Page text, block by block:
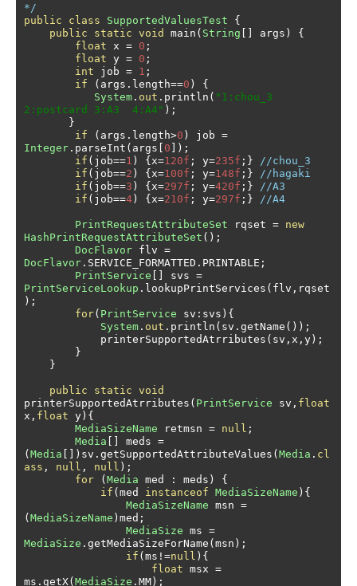
*/
public
class SupportedValuesTest
{
public
static void main ( String [] args )
{
float x = 0 ;
float y = 0 ;
int job = 1 ;
if
( args . length==0 )
{
System . out . println ( "1:chou_3
2:postcard 3:A3  4:A4" );
}
if
( args . length>0 ) job =
Integer . parseInt ( args [ 0 ]);
if ( job==1 ) {x=120f ; y=235f ;}
//chou_3
if ( job==2 ) {x=100f ; y=148f ;}
//hagaki
if ( job==3 ) {x=297f ; y=420f ;}
//A3
if ( job==4) {x=210f ; y=297f ;} //A4
PrintRequestAttributeSet rqset = new
HashPrintRequestAttributeSet ();
DocFlavor flv =
DocFlavor . SERVICE_FORMATTED . PRINTABLE ;
PrintService [] svs =
PrintServiceLookup . lookupPrintServices ( flv , rqset
);
for( PrintService sv : svs ){
System . out . println ( sv . getName ());
            printerSupportedAtrributes
( sv , x , y);
}
}
public static void
printerSupportedAtrributes ( PrintService sv , float
x , float y){
MediaSizeName retmsn = null ;
Media [] meds =
(Media []) sv . getSupportedAttributeValues (Media . cl
ass , null , null );
for
(Media med : meds )
{
if (med instanceof MediaSizeName ){
MediaSizeName msn =
(MediaSizeName ) med ;
MediaSize ms =
MediaSize . getMediaSizeForName (msn );
if (ms !=null ){
float msx =
ms . getX(MediaSize . MM);